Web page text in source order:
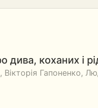
дива, коханих і
Гапоненко,